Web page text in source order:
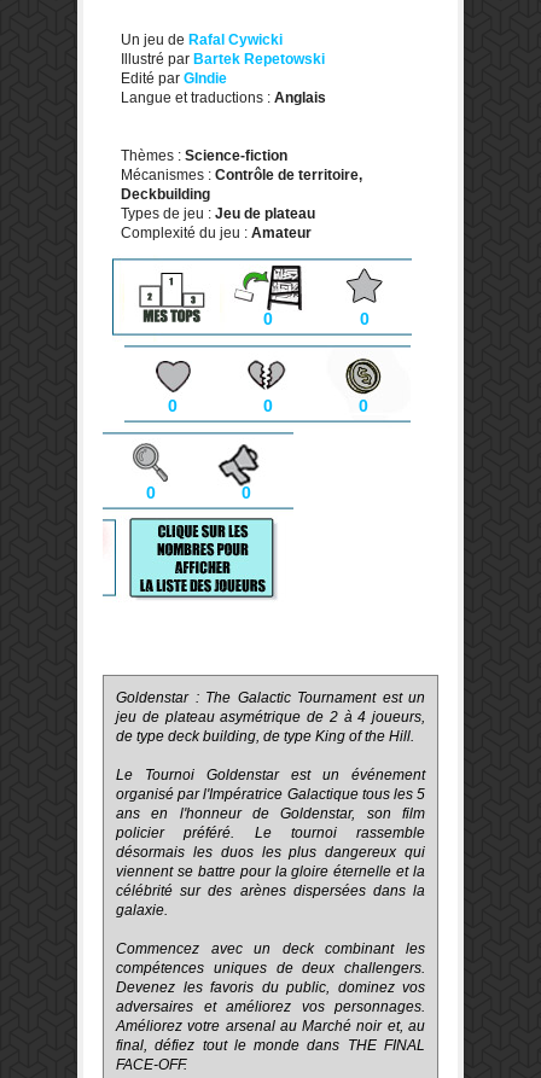
Un jeu de Rafal Cywicki
Illustré par Bartek Repetowski
Edité par GIndie
Langue et traductions : Anglais
Thèmes : Science-fiction
Mécanismes : Contrôle de territoire,
Deckbuilding
Types de jeu : Jeu de plateau
Complexité du jeu : Amateur
0 0
0 0 0
0 0
Goldenstar : The Galactic Tournament est un
jeu de plateau asymétrique de 2 à 4 joueurs,
de type deck building, de type King of the Hill.
Le Tournoi Goldenstar est un événement
organisé par l'Impératrice Galactique tous les 5
ans en l'honneur de Goldenstar, son film
policier préféré. Le tournoi rassemble
désormais les duos les plus dangereux qui
viennent se battre pour la gloire éternelle et la
célébrité sur des arènes dispersées dans la
galaxie.
Commencez avec un deck combinant les
compétences uniques de deux challengers.
Devenez les favoris du public, dominez vos
adversaires et améliorez vos personnages.
Améliorez votre arsenal au Marché noir et, au
final, défiez tout le monde dans THE FINAL
FACE-OFF.